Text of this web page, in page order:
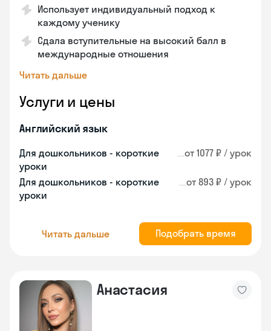
Использует индивидуальный подход к
каждому ученику
Сдала вступительные на высокий балл в
международные отношения
Читать дальше
Услуги и цены
Английский язык
Для дошкольников - короткие
уроки
от 1077 ₽ / урок
Для дошкольников - короткие
уроки
от 893 ₽ / урок
Читать дальше Подобрать время
Анастасия